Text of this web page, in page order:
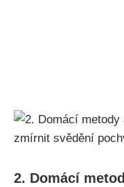
2.‍ Domácí